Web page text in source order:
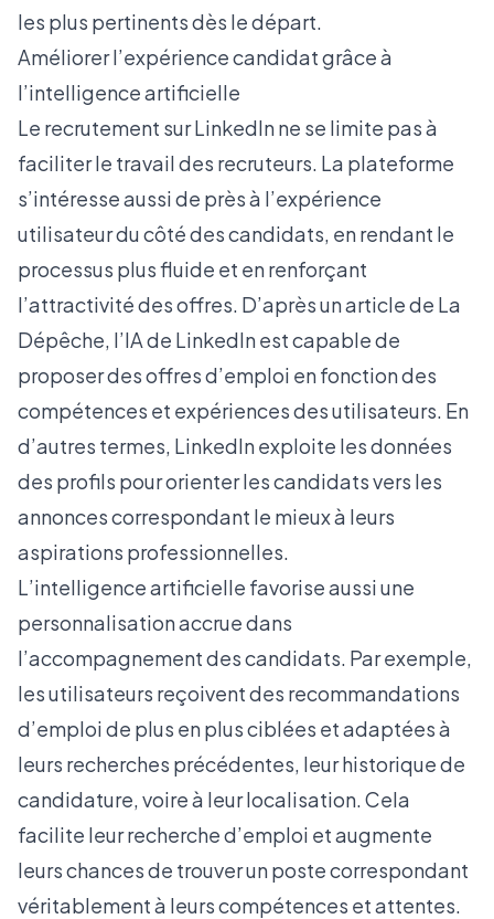
les plus pertinents dès le départ.
Améliorer l’expérience candidat grâce à
l’intelligence artificielle
Le recrutement sur LinkedIn ne se limite pas à
faciliter le travail des recruteurs. La plateforme
s’intéresse aussi de près à l’expérience
utilisateur du côté des candidats, en rendant le
processus plus fluide et en renforçant
l’attractivité des offres. D’après un article de La
Dépêche, l’IA de LinkedIn est capable de
proposer des offres d’emploi en fonction des
compétences et expériences des utilisateurs. En
d’autres termes, LinkedIn exploite les données
des profils pour orienter les candidats vers les
annonces correspondant le mieux à leurs
aspirations professionnelles.
L’intelligence artificielle favorise aussi une
personnalisation accrue dans
l’accompagnement des candidats. Par exemple,
les utilisateurs reçoivent des recommandations
d’emploi de plus en plus ciblées et adaptées à
leurs recherches précédentes, leur historique de
candidature, voire à leur localisation. Cela
facilite leur recherche d’emploi et augmente
leurs chances de trouver un poste correspondant
véritablement à leurs compétences et attentes.